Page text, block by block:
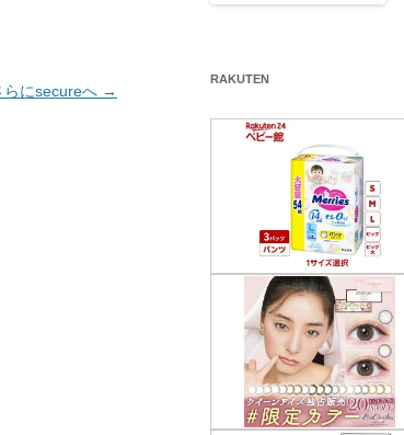
らにsecureへ →
RAKUTEN